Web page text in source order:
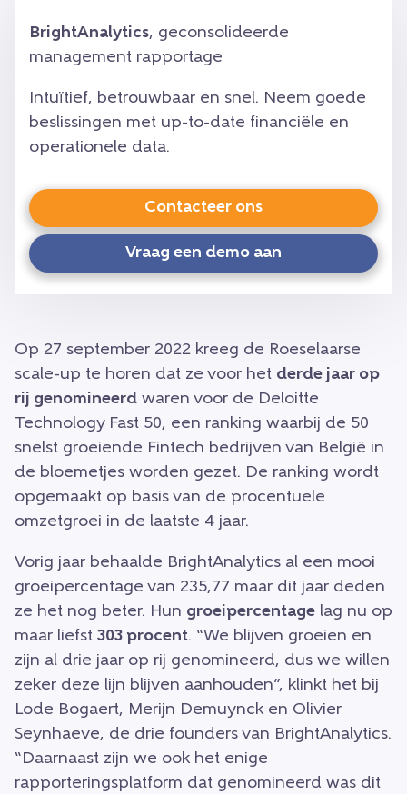
BrightAnalytics, geconsolideerde
management rapportage
Intuïtief, betrouwbaar en snel. Neem goede
beslissingen met up-to-date financiële en
operationele data.
Contacteer ons
Vraag een demo aan
Op 27 september 2022 kreeg de Roeselaarse
scale-up te horen dat ze voor het derde jaar op
rij genomineerd waren voor de Deloitte
Technology Fast 50, een ranking waarbij de 50
snelst groeiende Fintech bedrijven van België in
de bloemetjes worden gezet. De ranking wordt
opgemaakt op basis van de procentuele
omzetgroei in de laatste 4 jaar.
Vorig jaar behaalde BrightAnalytics al een mooi
groeipercentage van 235,77 maar dit jaar deden
ze het nog beter. Hun groeipercentage lag nu op
maar liefst 303 procent. “We blijven groeien en
zijn al drie jaar op rij genomineerd, dus we willen
zeker deze lijn blijven aanhouden”, klinkt het bij
Lode Bogaert, Merijn Demuynck en Olivier
Seynhaeve, de drie founders van BrightAnalytics.
“Daarnaast zijn we ook het enige
rapporteringsplatform dat genomineerd was dit